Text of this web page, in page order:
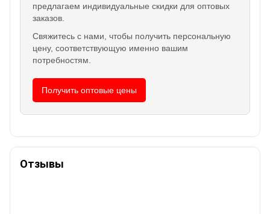
предлагаем индивидуальные скидки для оптовых
заказов.
Свяжитесь с нами, чтобы получить персональную
цену, соответствующую именно вашим
потребностям.
Получить оптовые цены
Отзывы